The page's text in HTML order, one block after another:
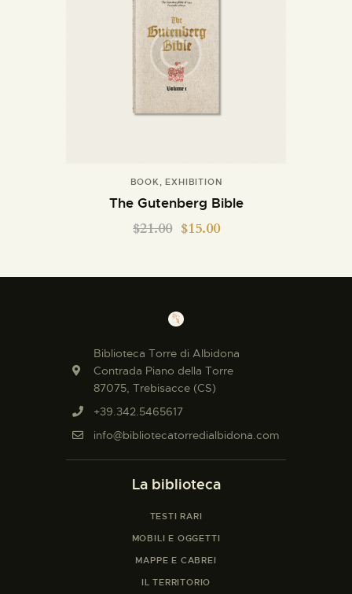
BOOK ,EXHIBITION
The Gutenberg Bible
$21.00 $15.00
Biblioteca Torre di Albidona
Contrada Piano della Torre
87075, Trebisacce (CS)
+39.342.5465617
info@bibliotecatorredialbidona.com
La biblioteca
TESTI RARI
MOBILI E OGGETTI
MAPPE E CABREI
IL TERRITORIO